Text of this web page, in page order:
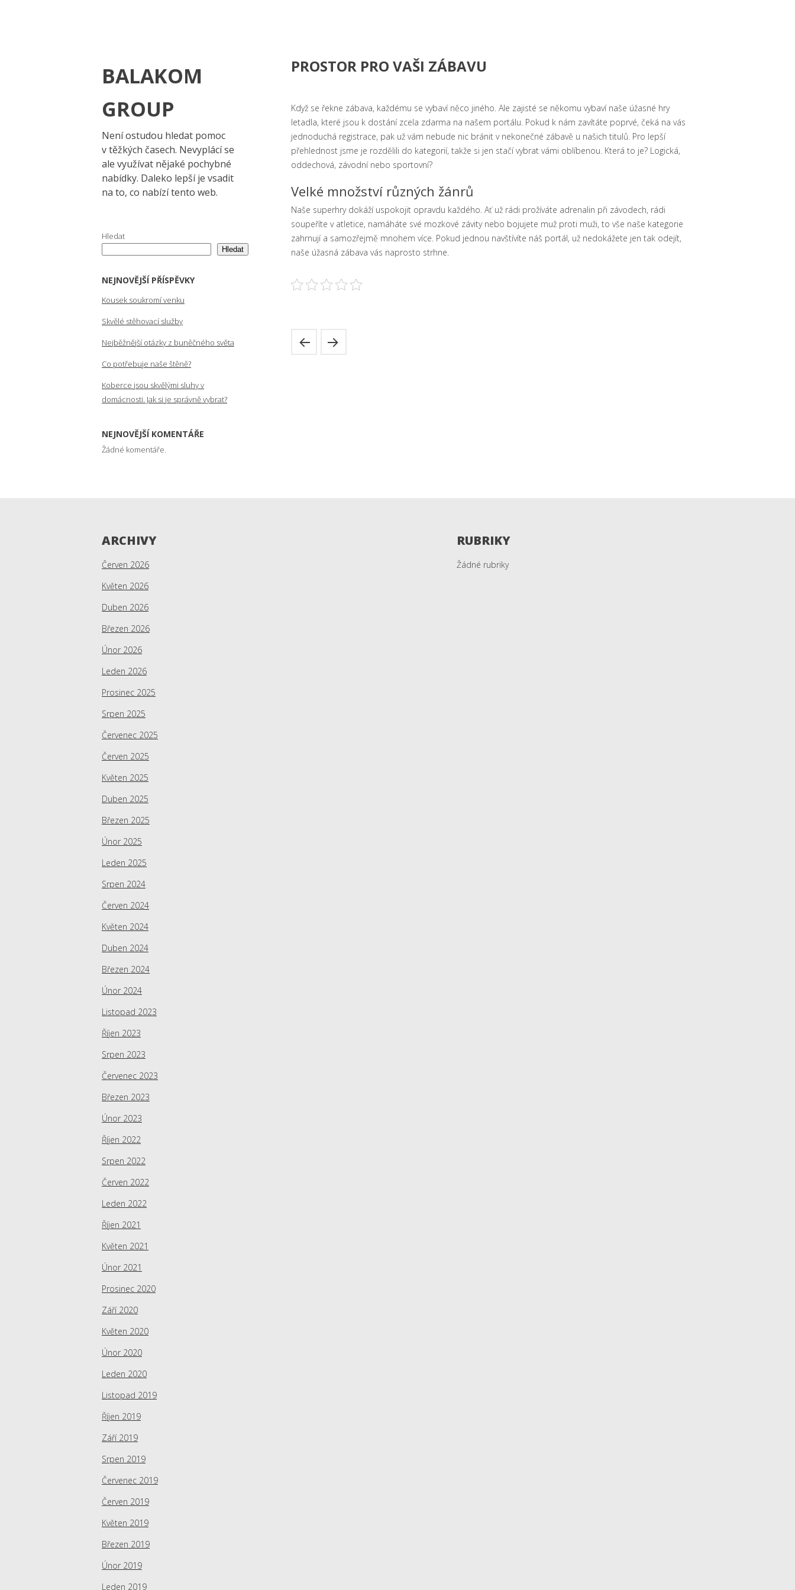
BALAKOM
GROUP
Není ostudou hledat pomoc
v těžkých časech. Nevyplácí se
ale využívat nějaké pochybné
nabídky. Daleko lepší je vsadit
na to, co nabízí tento web.
Hledat
Hledat
NEJNOVĚJŠÍ PŘÍSPĚVKY
Kousek soukromí venku
Skvělé stěhovací služby
Nejběžnější otázky z buněčného světa
Co potřebuje naše štěně?
Koberce jsou skvělými sluhy v
domácnosti. Jak si je správně vybrat?
NEJNOVĚJŠÍ KOMENTÁŘE
Žádné komentáře.
PROSTOR PRO VAŠI ZÁBAVU
Když se řekne zábava, každému se vybaví něco jiného. Ale zajisté se někomu vybaví naše úžasné hry
letadla, které jsou k dostání zcela zdarma na našem portálu. Pokud k nám zavítáte poprvé, čeká na vás
jednoduchá registrace, pak už vám nebude nic bránit v nekonečné zábavě u našich titulů. Pro lepší
přehlednost jsme je rozdělili do kategorií, takže si jen stačí vybrat vámi oblíbenou. Která to je? Logická,
oddechová, závodní nebo sportovní?
Velké množství různých žánrů
Naše superhry dokáží uspokojit opravdu každého. Ať už rádi prožíváte adrenalin při závodech, rádi
soupeříte v atletice, namáháte své mozkové závity nebo bojujete muž proti muži, to vše naše kategorie
zahrnují a samozřejmě mnohem více. Pokud jednou navštívíte náš portál, už nedokážete jen tak odejít,
naše úžasná zábava vás naprosto strhne.
ARCHIVY
Červen 2026
Květen 2026
Duben 2026
Březen 2026
Únor 2026
Leden 2026
Prosinec 2025
Srpen 2025
Červenec 2025
Červen 2025
Květen 2025
Duben 2025
Březen 2025
Únor 2025
Leden 2025
Srpen 2024
Červen 2024
Květen 2024
Duben 2024
Březen 2024
Únor 2024
Listopad 2023
Říjen 2023
Srpen 2023
Červenec 2023
Březen 2023
Únor 2023
Říjen 2022
Srpen 2022
Červen 2022
Leden 2022
Říjen 2021
Květen 2021
Únor 2021
Prosinec 2020
Září 2020
Květen 2020
Únor 2020
Leden 2020
Listopad 2019
Říjen 2019
Září 2019
Srpen 2019
Červenec 2019
Červen 2019
Květen 2019
Březen 2019
Únor 2019
Leden 2019
RUBRIKY
Žádné rubriky